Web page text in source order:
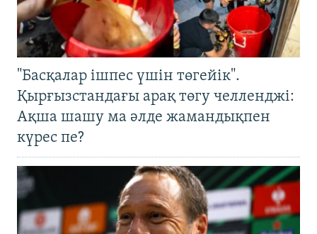
"Басқалар ішпес үшін төгейік".
Қырғызстандағы арақ төгу челленджі:
Ақша шашу ма әлде жамандықпен
күрес пе?